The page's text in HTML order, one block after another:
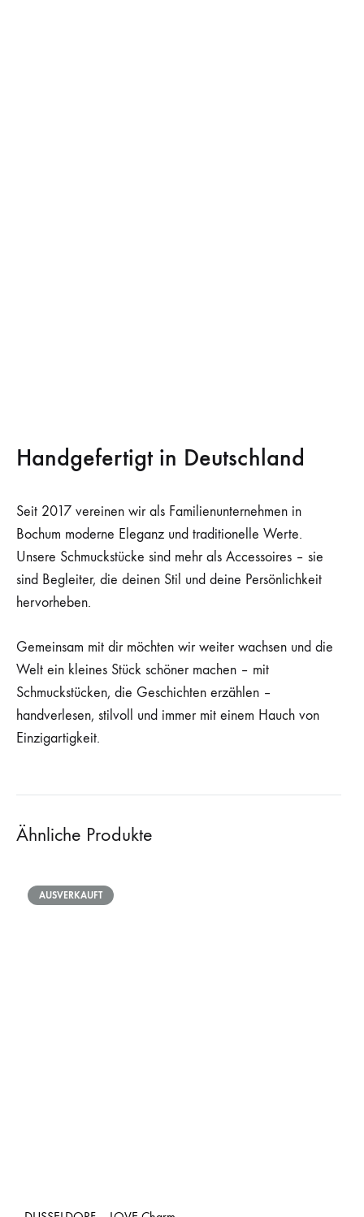
Handgefertigt in Deutschland
Seit 2017 vereinen wir als Familienunternehmen in
Bochum moderne Eleganz und traditionelle Werte.
Unsere Schmuckstücke sind mehr als Accessoires – sie
sind Begleiter, die deinen Stil und deine Persönlichkeit
hervorheben.
Gemeinsam mit dir möchten wir weiter wachsen und die
Welt ein kleines Stück schöner machen – mit
Schmuckstücken, die Geschichten erzählen –
handverlesen, stilvoll und immer mit einem Hauch von
Einzigartigkeit.
Ähnliche Produkte
AUSVERKAUFT